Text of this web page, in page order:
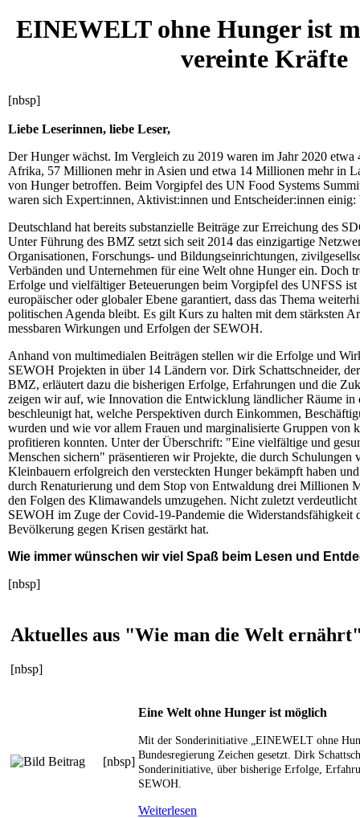
EINEWELT ohne Hunger ist
vereinte Kräfte
[nbsp]
Liebe Leserinnen, liebe Leser,
Der Hunger wächst. Im Vergleich zu 2019 waren im Jahr 2020
Afrika, 57 Millionen mehr in Asien und etwa 14 Millionen mehr in
von Hunger betroffen. Beim Vorgipfel des UN Food Systems
waren sich Expert:innen, Aktivist:innen und Entscheider:innen einig:
Deutschland hat bereits substanzielle Beiträge zur Erreichung des
Unter Führung des BMZ setzt sich seit 2014 das einzigartige
Organisationen, Forschungs- und Bildungseinrichtungen,
Verbänden und Unternehmen für eine Welt ohne Hunger ein. Doch
Erfolge und vielfältiger Beteuerungen beim Vorgipfel des UNFSS
europäischer oder globaler Ebene garantiert, dass das Thema
politischen Agenda bleibt. Es gilt Kurs zu halten mit dem stärksten
messbaren Wirkungen und Erfolgen der SEWOH.
Anhand von multimedialen Beiträgen stellen wir die Erfolge und
SEWOH Projekten in über 14 Ländern vor. Dirk Schattschneider,
BMZ, erläutert dazu die bisherigen Erfolge, Erfahrungen und die
zeigen wir auf, wie Innovation die Entwicklung ländlicher Räume in
beschleunigt hat, welche Perspektiven durch Einkommen,
wurden und wie vor allem Frauen und marginalisierte Gruppen von
profitieren konnten. Unter der Überschrift: "Eine vielfältige und
Menschen sichern" präsentieren wir Projekte, die durch Schulungen
Kleinbauern erfolgreich den versteckten Hunger bekämpft haben
durch Renaturierung und dem Stop von Entwaldung drei Millionen
den Folgen des Klimawandels umzugehen. Nicht zuletzt
SEWOH im Zuge der Covid-19-Pandemie die Widerstandsfähigkeit
Bevölkerung gegen Krisen gestärkt hat.
Wie immer wünschen wir viel Spaß beim Lesen und
[nbsp]
Aktuelles aus "Wie man die Welt
[nbsp]
[nbsp]
Eine Welt ohne Hunger ist möglich
Mit der Sonderinitiative „EINEWELT ohne
Bundesregierung Zeichen gesetzt. Dirk
Sonderinitiative, über bisherige Erfolge,
SEWOH.
Weiterlesen